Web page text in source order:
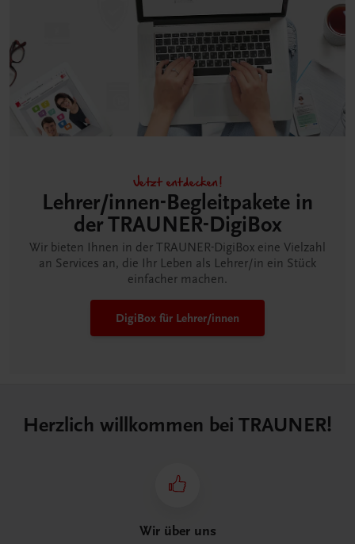
Jetzt entdecken!
Lehrer/innen-Begleitpakete in
der TRAUNER-DigiBox
Wir bieten Ihnen in der TRAUNER-DigiBox eine Vielzahl
an Services an, die Ihr Leben als Lehrer/in ein Stück
einfacher machen.
DigiBox für Lehrer/innen
Herzlich willkommen bei TRAUNER!
Wir über uns